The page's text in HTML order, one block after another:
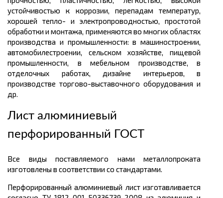
устойчивостью к коррозии, перепадам температур,
хорошей тепло- и электропроводностью, простотой
обработки и монтажа, применяются во многих областях
производства и промышленности: в машиностроении,
автомобилестроении, сельском хозяйстве, пищевой
промышленности, в мебельном производстве, в
отделочных работах, дизайне интерьеров, в
производстве торгово-выставочного оборудования и
др.
Лист алюминиевый
перфорированный ГОСТ
Все виды поставляемого нами металлопроката
изготовлены в соответствии со стандартами.
Перфорированный алюминиевый лист изготавливается